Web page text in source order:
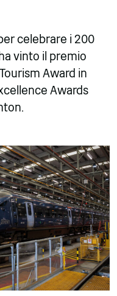
celebrare i 200
vinto il premio
Award in
Awards